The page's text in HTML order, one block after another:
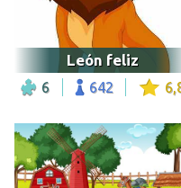
León feliz
6 642